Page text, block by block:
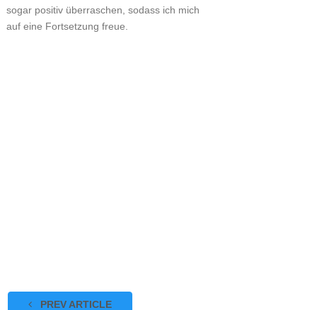
sogar positiv überraschen, sodass ich mich
auf eine Fortsetzung freue.
PREV ARTICLE